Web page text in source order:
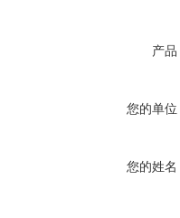
产品
您的单位
您的姓名